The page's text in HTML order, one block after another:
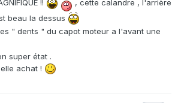
!!
, cette calandre , l'arrière
beau la dessus
" dents " du capot moteur a l'avant une
super état .
achat !